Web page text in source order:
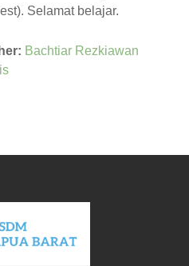
Selamat belajar.
Bachtiar Rezkiawan